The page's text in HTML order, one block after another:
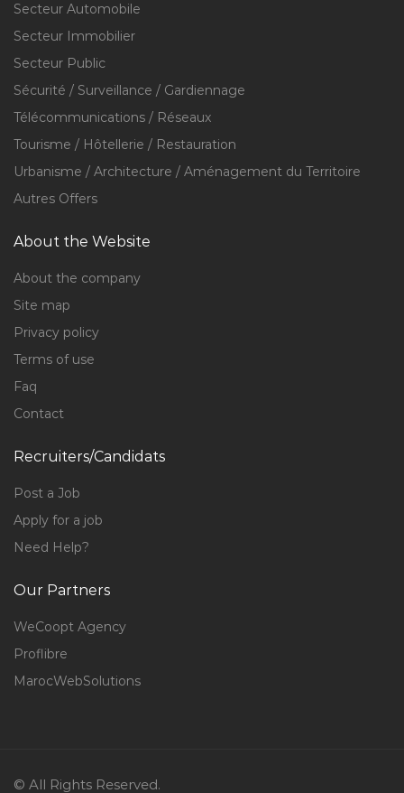
Secteur Automobile
Secteur Immobilier
Secteur Public
Sécurité / Surveillance / Gardiennage
Télécommunications / Réseaux
Tourisme / Hôtellerie / Restauration
Urbanisme / Architecture / Aménagement du Territoire
Autres Offers
About the Website
About the company
Site map
Privacy policy
Terms of use
Faq
Contact
Recruiters/Candidats
Post a Job
Apply for a job
Need Help?
Our Partners
WeCoopt Agency
Proflibre
MarocWebSolutions
© All Rights Reserved.